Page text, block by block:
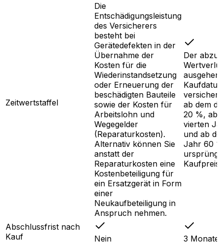
Zeitwertstaffel
Die
Entschädigungsleistung
des Versicherers
besteht bei
Gerätedefekten in der
Übernahme der
Kosten für die
Wiederinstandsetzung
oder Erneuerung der
beschädigten Bauteile
sowie der Kosten für
Arbeitslohn und
Wegegelder
(Reparaturkosten).
Alternativ können Sie
anstatt der
Reparaturkosten eine
Kostenbeteiligung für
ein Ersatzgerät in Form
einer
Neukaufbeteiligung in
Anspruch nehmen.
Der
ab dem
20 %, ab
vierten
und ab
Jahr 60
Abschlussfrist nach
Kauf
Nein
3 Monate